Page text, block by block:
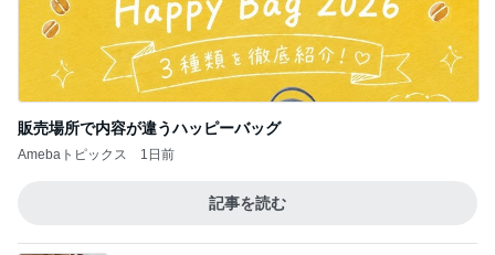
販売場所で内容が違うハッピーバッグ
Amebaトピックス 1日前
記事を読む